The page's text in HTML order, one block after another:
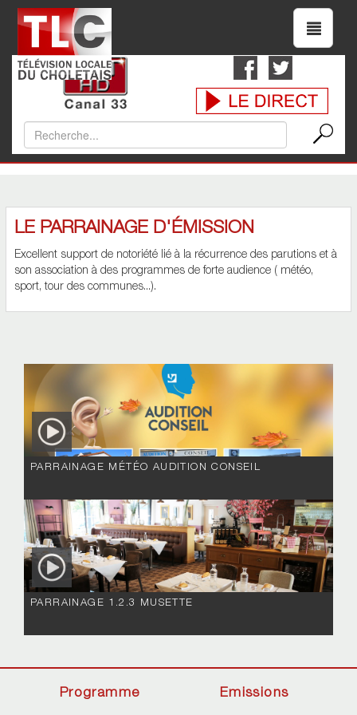
LE PARRAINAGE D'ÉMISSION
Excellent support de notoriété lié à la récurrence des parutions et à
son association à des programmes de forte audience ( météo,
sport, tour des communes...).
PARRAINAGE MÉTÉO AUDITION CONSEIL
PARRAINAGE 1.2.3 MUSETTE
Programme Emissions